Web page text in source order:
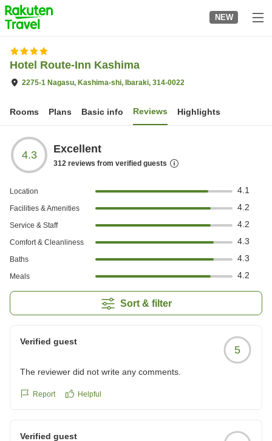
to
top
page
NEW
Hotel Route-Inn Kashima
2275-1 Nagasu, Kashima-shi, Ibaraki, 314-0022
Rooms Plans Basic info Reviews Highlights
4.3 Excellent
312 reviews from verified guests
Location 4.1
Facilities & Amenities 4.2
Service & Staff 4.2
Comfort & Cleanliness 4.3
Baths 4.3
Meals 4.2
Sort & filter
Verified guest
5
The reviewer did not write any comments.
Report Helpful
Verified guest